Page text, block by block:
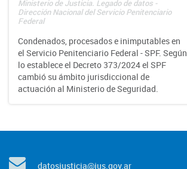
Ministerio de Justicia. Legado de datos -
Dirección Nacional del Servicio Penitenciario
Federal
Condenados, procesados e inimputables en
el Servicio Penitenciario Federal - SPF. Según
lo establece el Decreto 373/2024 el SPF
cambió su ámbito jurisdiccional de
actuación al Ministerio de Seguridad.
datosjusticia@jus.gov.ar